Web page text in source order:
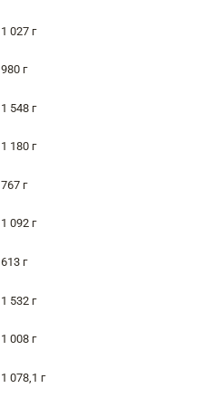
1 027 г
980 г
1 548 г
1 180 г
767 г
1 092 г
613 г
1 532 г
1 008 г
1 078,1 г